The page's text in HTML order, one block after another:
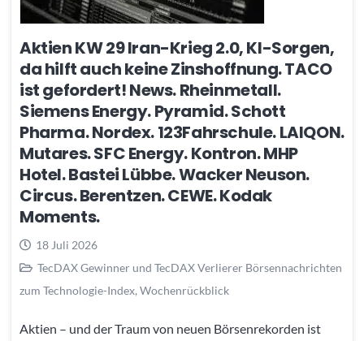
Aktien KW 29 Iran-Krieg 2.0, KI-Sorgen,
da hilft auch keine Zinshoffnung. TACO
ist gefordert! News. Rheinmetall.
Siemens Energy. Pyramid. Schott
Pharma. Nordex. 123Fahrschule. LAIQON.
Mutares. SFC Energy. Kontron. MHP
Hotel. Bastei Lübbe. Wacker Neuson.
Circus. Berentzen. CEWE. Kodak
Moments.
18 Juli 2026
TecDAX Gewinner und TecDAX Verlierer Börsennachrichten
zum Technologie-Index, Wochenrückblick
Aktien – und der Traum von neuen Börsenrekorden ist